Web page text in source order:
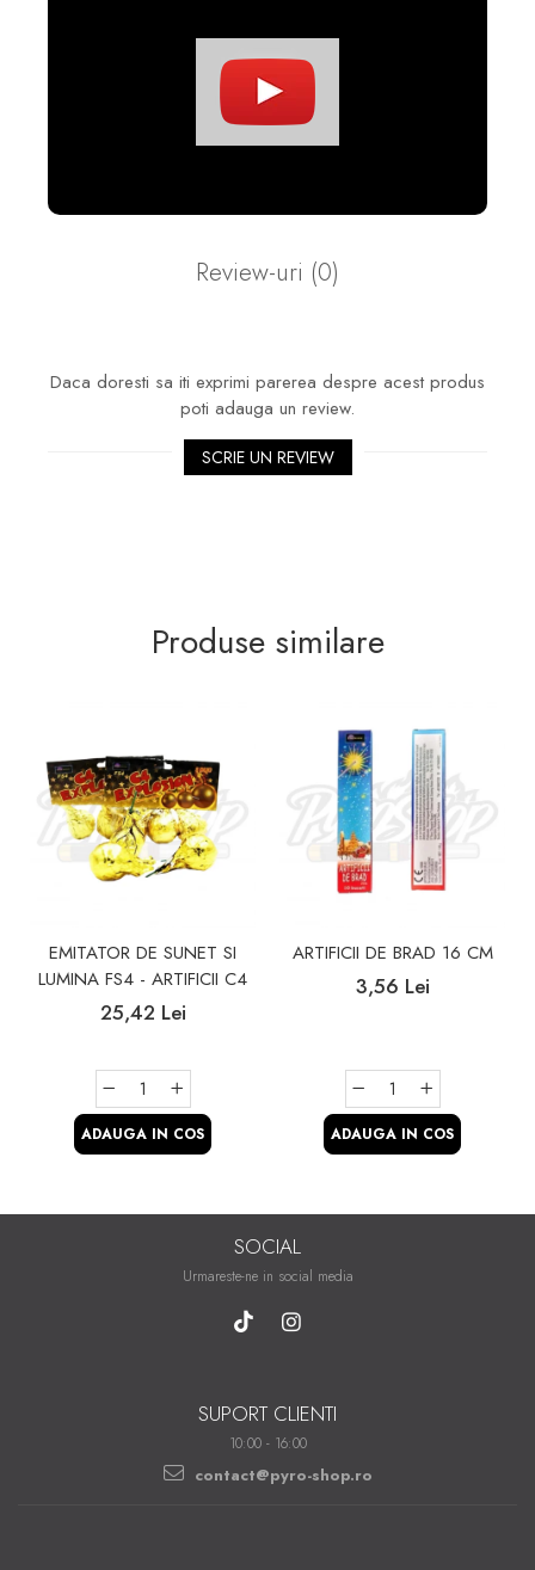
Review-uri (0)
Daca doresti sa iti exprimi parerea despre acest produs
poti adauga un review.
SCRIE UN REVIEW
Produse similare
EMITATOR DE SUNET SI
LUMINA FS4 - ARTIFICII C4
25,42 Lei
ADAUGA IN COS
ARTIFICII DE BRAD 16 CM
3,56 Lei
ADAUGA IN COS
SOCIAL
Urmareste-ne in social media
SUPORT CLIENTI
10:00 - 16:00
contact@pyro-shop.ro